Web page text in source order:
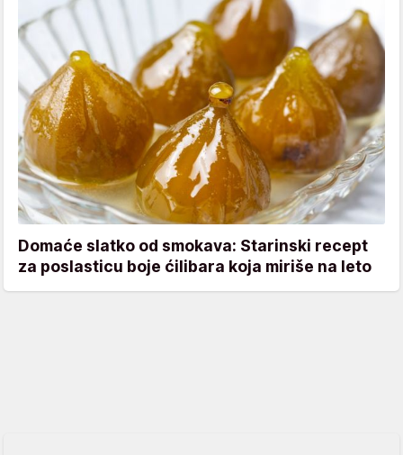
Domaće slatko od smokava: Starinski recept
za poslasticu boje ćilibara koja miriše na leto